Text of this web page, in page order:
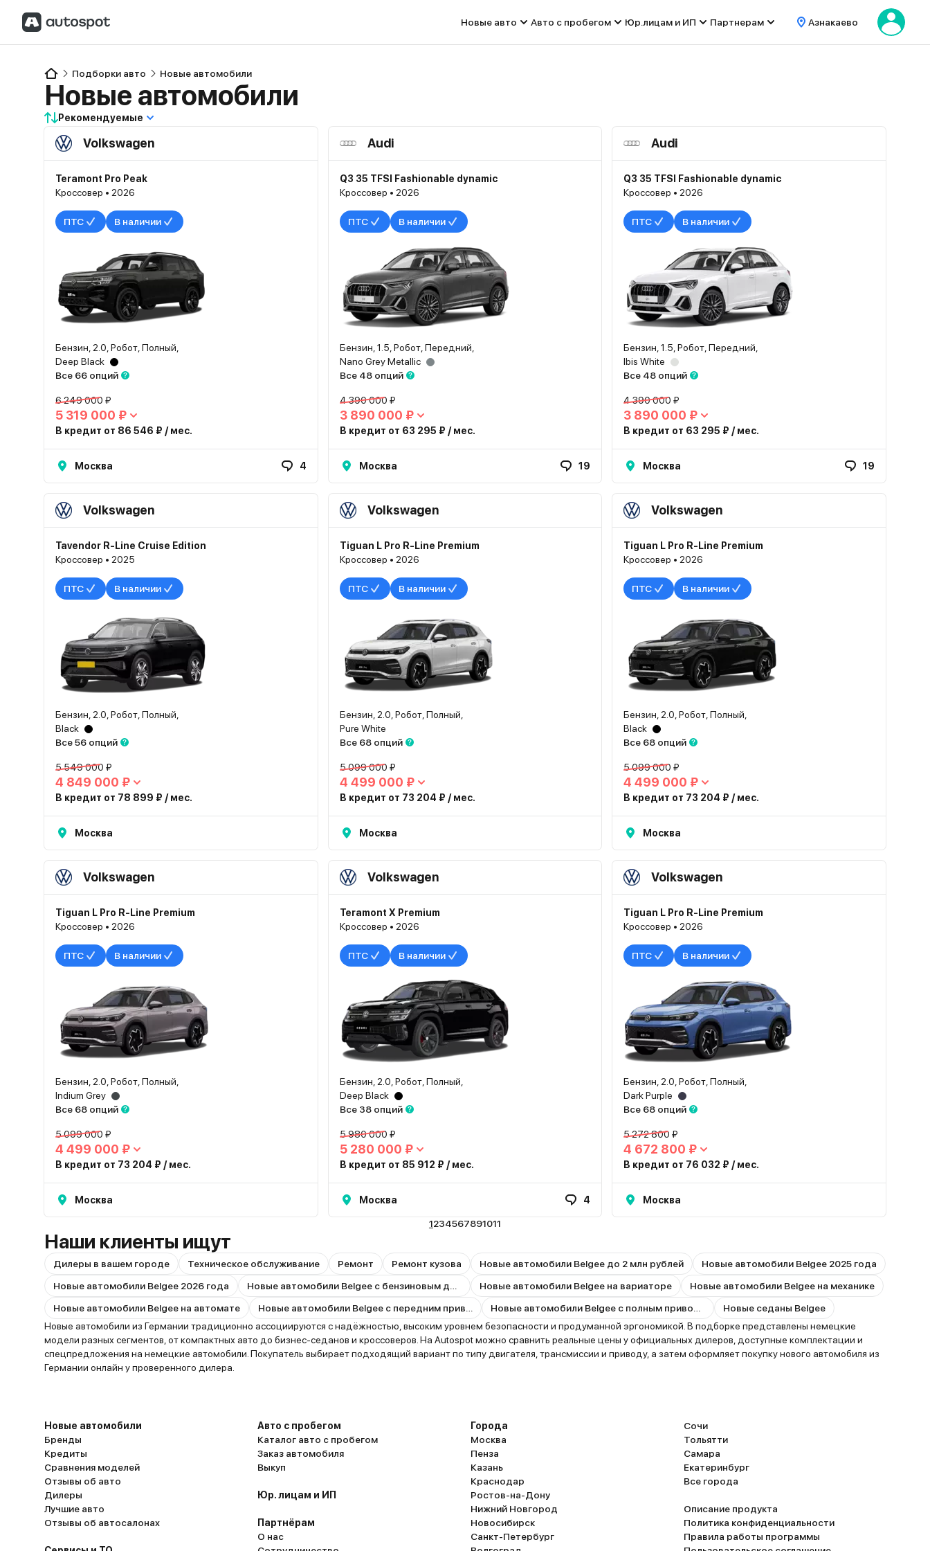
Новые авто Авто с пробегом Юр.лицам и ИП Партнерам Азнакаево
Подборки авто Новые автомобили
Новые автомобили
Рекомендуемые
Volkswagen
Teramont Pro Peak
Кроссовер • 2026
ПТС В наличии
Бензин, 2.0, Робот, Полный,
Deep Black
Все 66 опций
6 249 000 ₽
5 319 000 ₽
В кредит от 86 546 ₽ / мес.
Москва 4
Audi
Q3 35 TFSI Fashionable dynamic
Кроссовер • 2026
ПТС В наличии
Бензин, 1.5, Робот, Передний,
Nano Grey Metallic
Все 48 опций
4 390 000 ₽
3 890 000 ₽
В кредит от 63 295 ₽ / мес.
Москва 19
Audi
Q3 35 TFSI Fashionable dynamic
Кроссовер • 2026
ПТС В наличии
Бензин, 1.5, Робот, Передний,
Ibis White
Все 48 опций
4 390 000 ₽
3 890 000 ₽
В кредит от 63 295 ₽ / мес.
Москва 19
Volkswagen
Tavendor R-Line Cruise Edition
Кроссовер • 2025
ПТС В наличии
Бензин, 2.0, Робот, Полный,
Black
Все 56 опций
5 549 000 ₽
4 849 000 ₽
В кредит от 78 899 ₽ / мес.
Москва
Volkswagen
Tiguan L Pro R-Line Premium
Кроссовер • 2026
ПТС В наличии
Бензин, 2.0, Робот, Полный,
Pure White
Все 68 опций
5 099 000 ₽
4 499 000 ₽
В кредит от 73 204 ₽ / мес.
Москва
Volkswagen
Tiguan L Pro R-Line Premium
Кроссовер • 2026
ПТС В наличии
Бензин, 2.0, Робот, Полный,
Black
Все 68 опций
5 099 000 ₽
4 499 000 ₽
В кредит от 73 204 ₽ / мес.
Москва
Volkswagen
Tiguan L Pro R-Line Premium
Кроссовер • 2026
ПТС В наличии
Бензин, 2.0, Робот, Полный,
Indium Grey
Все 68 опций
5 099 000 ₽
4 499 000 ₽
В кредит от 73 204 ₽ / мес.
Москва
Volkswagen
Teramont X Premium
Кроссовер • 2026
ПТС В наличии
Бензин, 2.0, Робот, Полный,
Deep Black
Все 38 опций
5 980 000 ₽
5 280 000 ₽
В кредит от 85 912 ₽ / мес.
Москва 4
Volkswagen
Tiguan L Pro R-Line Premium
Кроссовер • 2026
ПТС В наличии
Бензин, 2.0, Робот, Полный,
Dark Purple
Все 68 опций
5 272 800 ₽
4 672 800 ₽
В кредит от 76 032 ₽ / мес.
Москва
1234567891011
Наши клиенты ищут
Дилеры в вашем городе Техническое обслуживание Ремонт Ремонт кузова Новые автомобили Belgee до 2 млн рублей
Новые автомобили Belgee 2025 года
Новые автомобили Belgee 2026 года
Новые автомобили Belgee на вариаторе
Новые автомобили Belgee на механике
Новые автомобили Belgee на автомате
Новые седаны Belgee
Новые автомобили из Германии традиционно ассоциируются с надёжностью, высоким уровнем безопасности и продуманной эргономикой. В подборке представлены немецкие
модели разных сегментов, от компактных авто до бизнес-седанов и кроссоверов. На Autospot можно сравнить реальные цены у официальных дилеров, доступные комплектации и
спецпредложения на немецкие автомобили. Покупатель выбирает подходящий вариант по типу двигателя, трансмиссии и приводу, а затем оформляет покупку нового автомобиля из
Германии онлайн у проверенного дилера.
Новые автомобили
Бренды
Кредиты
Сравнения моделей
Отзывы об авто
Дилеры
Лучшие авто
Отзывы об автосалонах
Авто с пробегом
Каталог авто с пробегом
Заказ автомобиля
Выкуп
Юр. лицам и ИП
Партнёрам
О нас
Города
Москва
Пенза
Казань
Краснодар
Ростов-на-Дону
Нижний Новгород
Новосибирск
Санкт-Петербург
Сочи
Тольятти
Самара
Екатеринбург
Все города
Описание продукта
Политика конфиденциальности
Правила работы программы